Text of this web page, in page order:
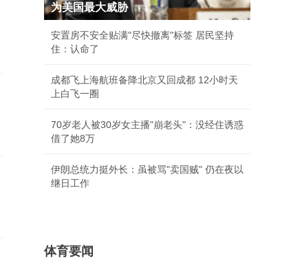
为美国最大威胁
安置房不安全贴满"尽快撤离"标签 居民坚持
住：认命了
成都飞上海航班备降北京又回成都 12小时天
上白飞一圈
70岁老人被30岁女主播"崩老头"：没经住诱惑
借了她8万
伊朗总统力挺外长：虽被骂"卖国贼" 仍在夜以
继日工作
体育要闻